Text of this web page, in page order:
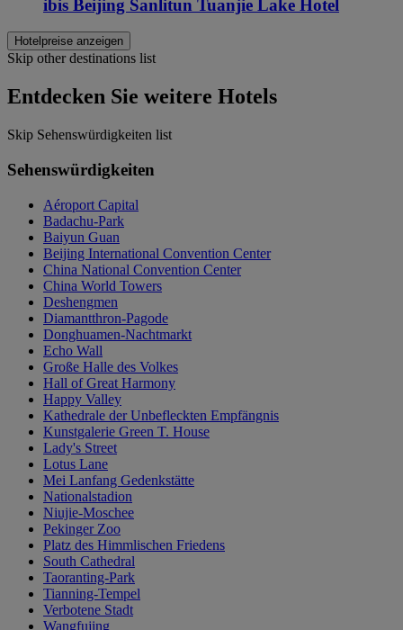
ibis Beijing Sanlitun Tuanjie Lake Hotel
Hotelpreise anzeigen
Skip other destinations list
Entdecken Sie weitere Hotels
Skip Sehenswürdigkeiten list
Sehenswürdigkeiten
Aéroport Capital
Badachu-Park
Baiyun Guan
Beijing International Convention Center
China National Convention Center
China World Towers
Deshengmen
Diamantthron-Pagode
Donghuamen-Nachtmarkt
Echo Wall
Große Halle des Volkes
Hall of Great Harmony
Happy Valley
Kathedrale der Unbefleckten Empfängnis
Kunstgalerie Green T. House
Lady's Street
Lotus Lane
Mei Lanfang Gedenkstätte
Nationalstadion
Niujie-Moschee
Pekinger Zoo
Platz des Himmlischen Friedens
South Cathedral
Taoranting-Park
Tianning-Tempel
Verbotene Stadt
Wangfujing